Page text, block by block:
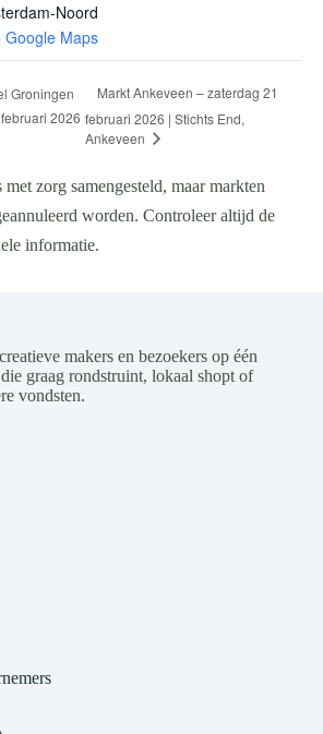
Noord
Google Maps
Groningen
2026
Markt Ankeveen – zaterdag 21
februari 2026 | Stichts End,
Ankeveen
zorg samengesteld, maar markten
worden. Controleer altijd de
informatie.
makers en bezoekers op één
graag rondstruint, lokaal shopt of
vondsten.